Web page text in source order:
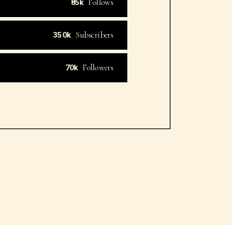
85k
350k Subscribers
70k Followers